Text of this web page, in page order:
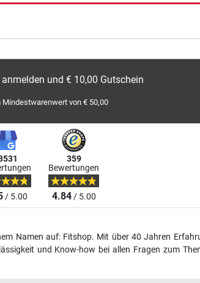
und € 10,00 Gutschein
Mindestwarenwert von € 50,00
/ 5.00
359
Bewertungen
4.84/ 5.00
Namen auf: Fitshop. Mit über 40 Jahren
und Know-how bei allen Fragen zum